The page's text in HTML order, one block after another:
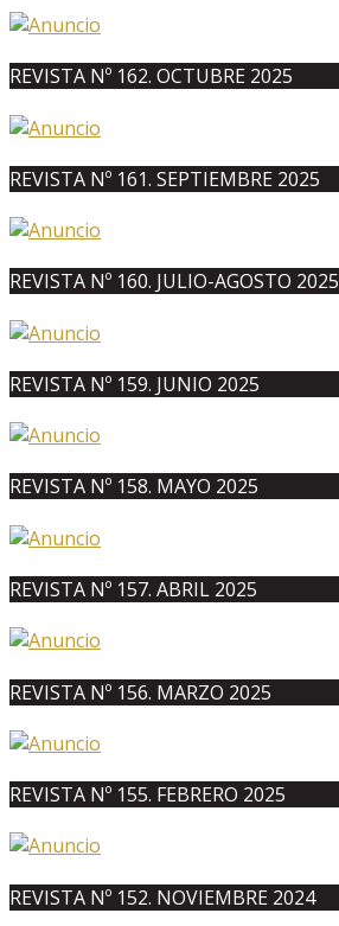
REVISTA Nº 162. OCTUBRE 2025
REVISTA Nº 161. SEPTIEMBRE 2025
REVISTA Nº 160. JULIO-AGOSTO 2025
REVISTA Nº 159. JUNIO 2025
REVISTA Nº 158. MAYO 2025
REVISTA Nº 157. ABRIL 2025
REVISTA Nº 156. MARZO 2025
REVISTA Nº 155. FEBRERO 2025
REVISTA Nº 152. NOVIEMBRE 2024